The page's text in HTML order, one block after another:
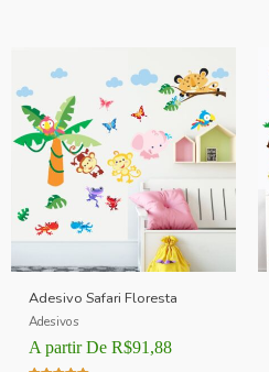
Adesivo Safari Floresta
Adesivos
A partir De R$91,88